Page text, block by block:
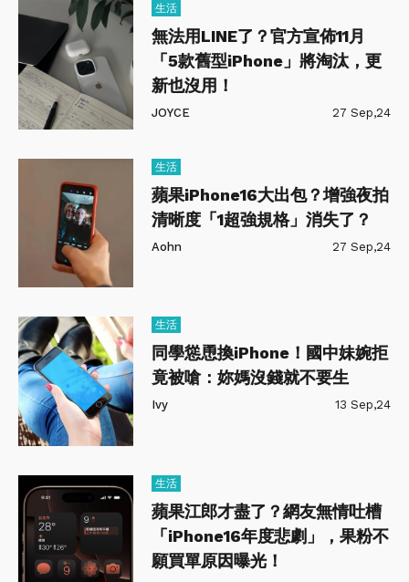
生活
無法用LINE了？官方宣佈11月
「5款舊型iPhone」將淘汰，更
新也沒用！
JOYCE 27 Sep,24
生活
蘋果iPhone16大出包？增強夜拍
清晰度「1超強規格」消失了？
Aohn 27 Sep,24
生活
同學慫恿換iPhone！國中妹婉拒
竟被嗆：妳媽沒錢就不要生
Ivy 13 Sep,24
生活
蘋果江郎才盡了？網友無情吐槽
「iPhone16年度悲劇」，果粉不
願買單原因曝光！